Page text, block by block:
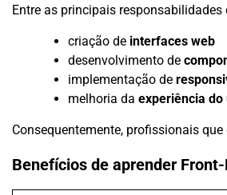
Entre as principais
criação de interfaces web
desenvolvimento de
implementação de
melhoria da experiência do
Consequentemente, profissionais
Benefícios de aprender Front-